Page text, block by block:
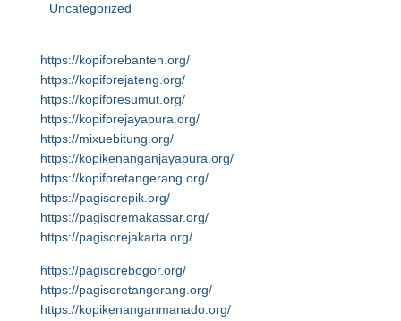
Uncategorized
https://kopiforebanten.org/
https://kopiforejateng.org/
https://kopiforesumut.org/
https://kopiforejayapura.org/
https://mixuebitung.org/
https://kopikenanganjayapura.org/
https://kopiforetangerang.org/
https://pagisorepik.org/
https://pagisoremakassar.org/
https://pagisorejakarta.org/
https://pagisorebogor.org/
https://pagisoretangerang.org/
https://kopikenanganmanado.org/